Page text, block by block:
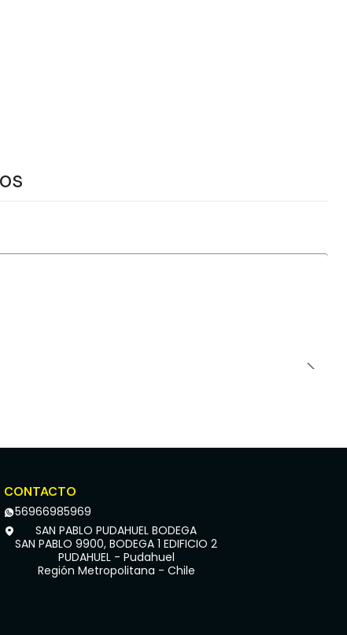
CONTACTO
56966985969
SAN PABLO PUDAHUEL BODEGA
SAN PABLO 9900, BODEGA 1 EDIFICIO 2
PUDAHUEL - Pudahuel
Región Metropolitana - Chile